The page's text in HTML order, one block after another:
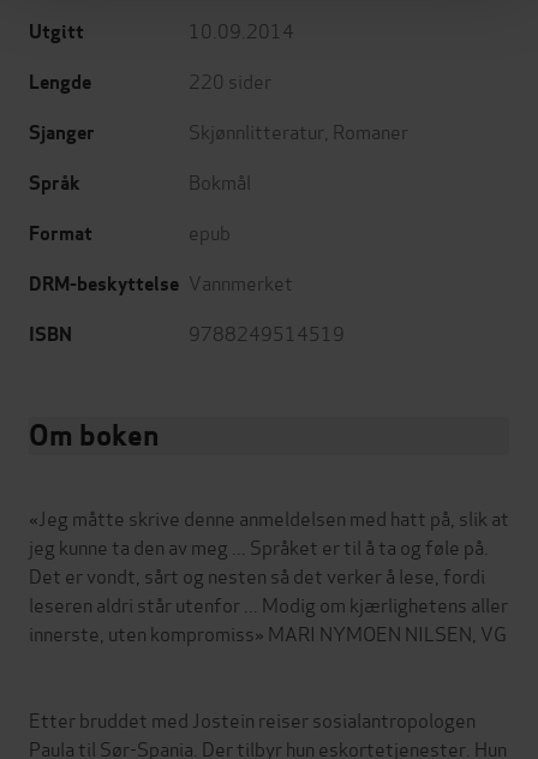
Utgitt 10.09.2014
Lengde 220 sider
Sjanger Skjønnlitteratur Romaner
Språk Bokmål
Format epub
DRM-beskyttelse Vannmerket
ISBN 9788249514519
Om boken
«Jeg måtte skrive denne anmeldelsen med hatt på, slik at
jeg kunne ta den av meg ... Språket er til å ta og føle på.
Det er vondt, sårt og nesten så det verker å lese, fordi
leseren aldri står utenfor ... Modig om kjærlighetens aller
innerste, uten kompromiss» MARI NYMOEN NILSEN, VG
Etter bruddet med Jostein reiser sosialantropologen
Paula til Sør-Spania. Der tilbyr hun eskortetjenester. Hun